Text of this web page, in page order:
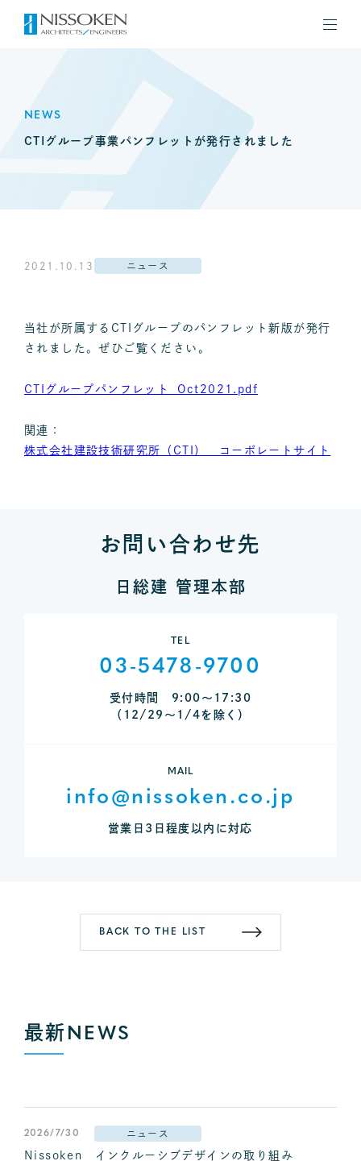
NEWS
CTIグループ事業パンフレットが発行されました
2021.10.13 ニュース
当社が所属するCTIグループのパンフレット新版が発行
されました。ぜひご覧ください。
CTIグループパンフレット_Oct2021.pdf
関連：
株式会社建設技術研究所（CTI） コーポレートサイト
お問い合わせ先
日総建 管理本部
TEL
03-5478-9700
受付時間 9:00～17:30
（12/29～1/4を除く）
MAIL
info@nissoken.co.jp
営業日3日程度以内に対応
BACK TO THE LIST
最新 NEWS
2026/7/30 ニュース
Nissoken インクルーシブデザインの取り組み